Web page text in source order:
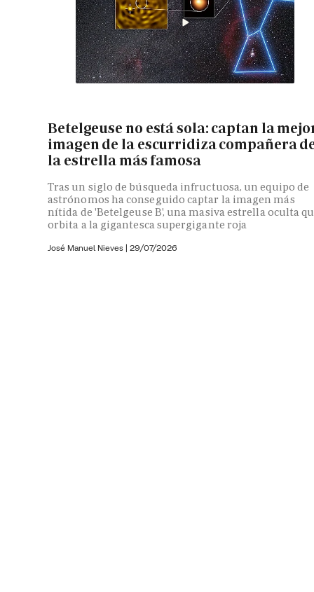
Betelgeuse no está sola: captan la
imagen de la escurridiza compañera
la estrella más famosa
Tras un siglo de búsqueda infructuosa, un equipo de
astrónomos ha conseguido captar la imagen más
nítida de 'Betelgeuse B', una masiva estrella oculta
orbita a la gigantesca supergigante roja
José Manuel Nieves | 29/07/2026